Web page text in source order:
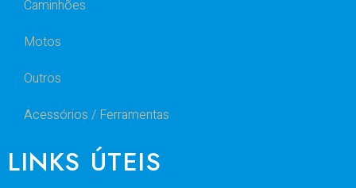
Caminhões
Motos
Outros
Acessórios / Ferramentas
LINKS ÚTEIS